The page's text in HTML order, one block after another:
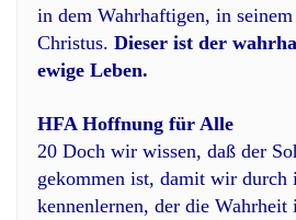
in dem Wahrhaftigen, in seinem
Christus. Dieser ist der
ewige Leben.
HFA Hoffnung für Alle
20 Doch wir wissen, daß der
gekommen ist, damit wir durch
kennenlernen, der die Wahrheit